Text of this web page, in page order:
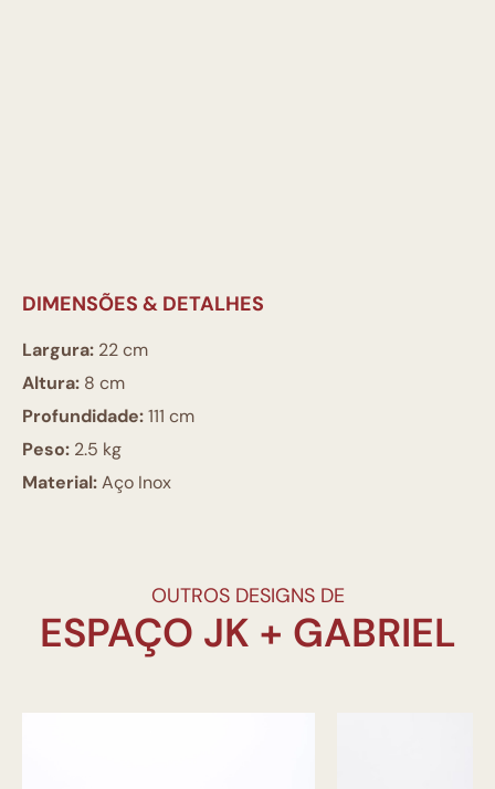
DIMENSÕES & DETALHES
Largura: 22 cm
Altura: 8 cm
Profundidade:111 cm
Peso: 2.5 kg
Material:Aço Inox
OUTROS DESIGNS DE